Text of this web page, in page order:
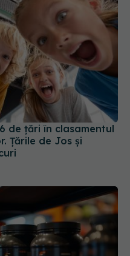
de țări în clasamentul
Ţările de Jos şi